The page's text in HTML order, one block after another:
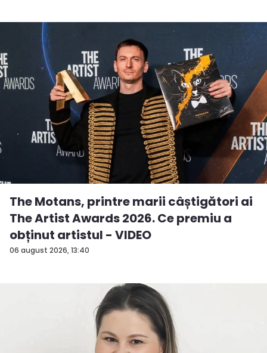
06 august 2026, 13:40
The Motans, printre marii câștigători ai
The Artist Awards 2026. Ce premiu a
obținut artistul - VIDEO